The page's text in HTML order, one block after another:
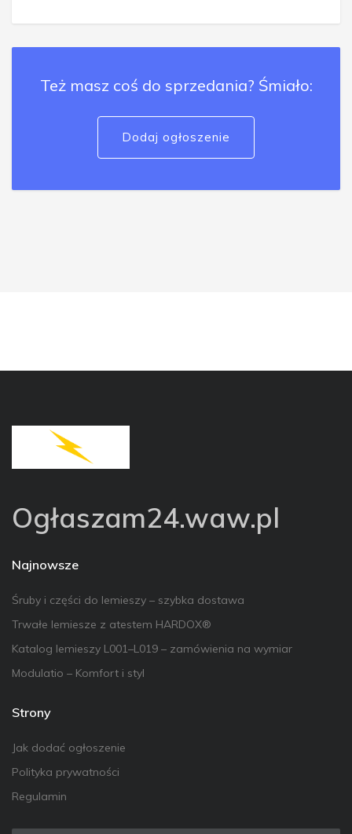
Też masz coś do sprzedania? Śmiało:
Dodaj ogłoszenie
Ogłaszam24.waw.pl
Najnowsze
Śruby i części do lemieszy – szybka dostawa
Trwałe lemiesze z atestem HARDOX®
Katalog lemieszy L001–L019 – zamówienia na wymiar
Modulatio – Komfort i styl
Strony
Jak dodać ogłoszenie
Polityka prywatności
Regulamin